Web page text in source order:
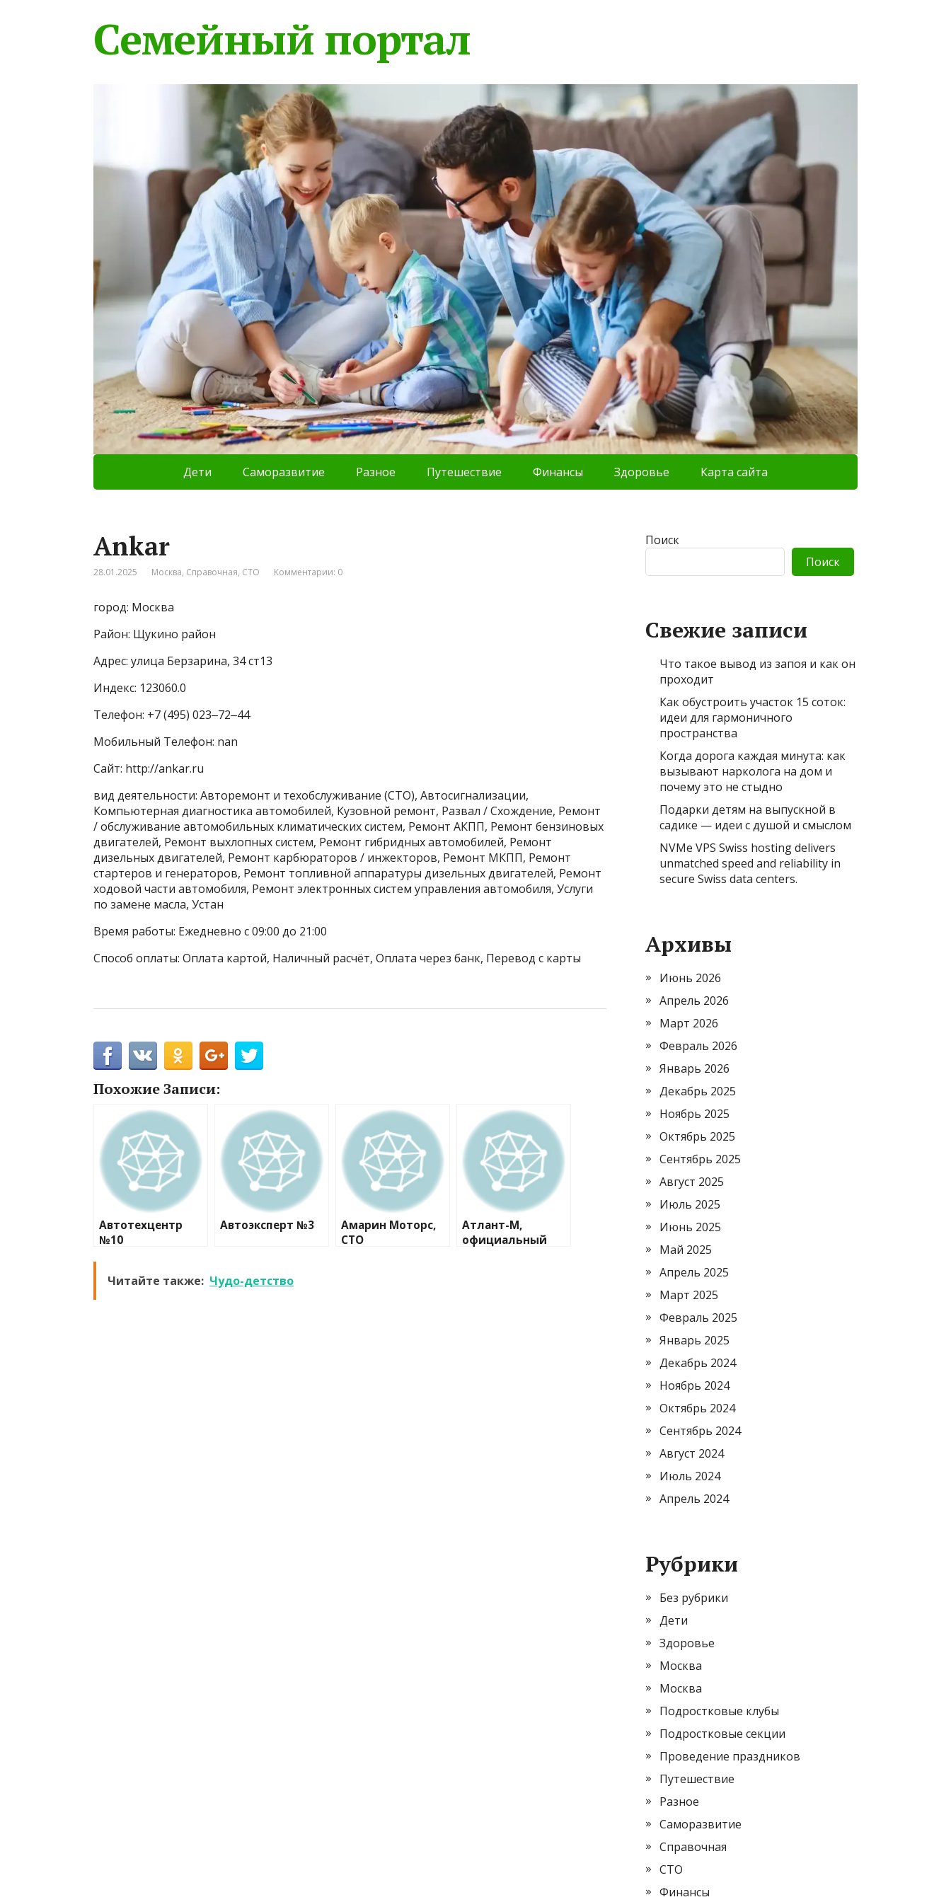
Семейный портал
Дети Саморазвитие Разное Путешествие Финансы Здоровье Карта сайта
Ankar
28.01.2025 Москва, Справочная, СТО Комментарии: 0
город: Москва
Район: Щукино район
Адрес: улица Берзарина, 34 ст13
Индекс: 123060.0
Телефон: +7 (495) 023‒72‒44
Мобильный Телефон: nan
Сайт: http://ankar.ru
вид деятельности: Авторемонт и техобслуживание (СТО), Автосигнализации,
Компьютерная диагностика автомобилей, Кузовной ремонт, Развал / Схождение, Ремонт
/ обслуживание автомобильных климатических систем, Ремонт АКПП, Ремонт бензиновых
двигателей, Ремонт выхлопных систем, Ремонт гибридных автомобилей, Ремонт
дизельных двигателей, Ремонт карбюраторов / инжекторов, Ремонт МКПП, Ремонт
стартеров и генераторов, Ремонт топливной аппаратуры дизельных двигателей, Ремонт
ходовой части автомобиля, Ремонт электронных систем управления автомобиля, Услуги
по замене масла, Устан
Время работы: Ежедневно с 09:00 до 21:00
Способ оплаты: Оплата картой, Наличный расчёт, Оплата через банк, Перевод с карты
Похожие Записи:
Автотехцентр
№10
Автоэксперт №3
Амарин Моторс,
СТО
Атлант-М,
официальный
Читайте также: Чудо-детство
Поиск
Поиск
Свежие записи
Что такое вывод из запоя и как он
проходит
Как обустроить участок 15 соток:
идеи для гармоничного
пространства
Когда дорога каждая минута: как
вызывают нарколога на дом и
почему это не стыдно
Подарки детям на выпускной в
садике — идеи с душой и смыслом
NVMe VPS Swiss hosting delivers
unmatched speed and reliability in
secure Swiss data centers.
Архивы
Июнь 2026
Апрель 2026
Март 2026
Февраль 2026
Январь 2026
Декабрь 2025
Ноябрь 2025
Октябрь 2025
Сентябрь 2025
Август 2025
Июль 2025
Июнь 2025
Май 2025
Апрель 2025
Март 2025
Февраль 2025
Январь 2025
Декабрь 2024
Ноябрь 2024
Октябрь 2024
Сентябрь 2024
Август 2024
Июль 2024
Апрель 2024
Рубрики
Без рубрики
Дети
Здоровье
Москва
Москва
Подростковые клубы
Подростковые секции
Проведение праздников
Путешествие
Разное
Саморазвитие
Справочная
СТО
Финансы